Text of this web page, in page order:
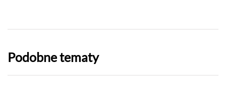
Podobne tematy